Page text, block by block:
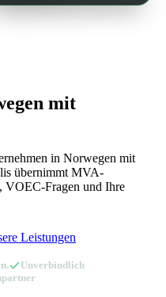
mit
in Norwegen mit
übernimmt MVA-
Fragen und Ihre
Leistungen
Unverbindlich